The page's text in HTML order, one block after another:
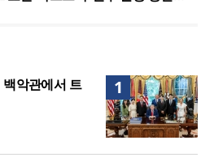
자산”
도서관에 퀴어서적 ‘별도 부스’ 마
북민 입국 63명… 전년 동기 대비
1
악관에서 트